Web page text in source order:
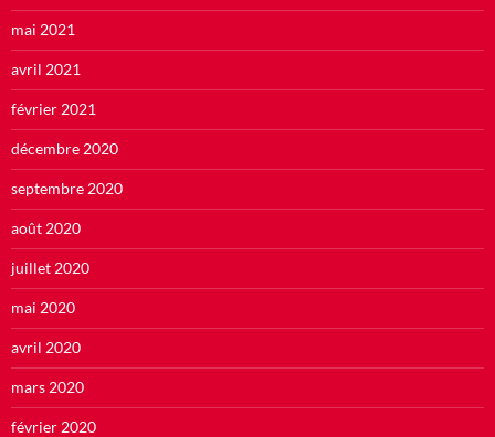
mai 2021
avril 2021
février 2021
décembre 2020
septembre 2020
août 2020
juillet 2020
mai 2020
avril 2020
mars 2020
février 2020